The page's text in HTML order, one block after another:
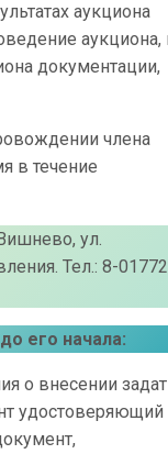
аукциона
аукциона,
документации,
члена
в течение
ул.
Тел.: 8-01772
его начала:
о внесении
удостоверяющий